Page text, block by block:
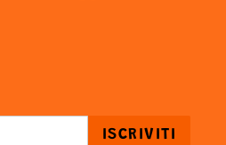
ISCRIVITI